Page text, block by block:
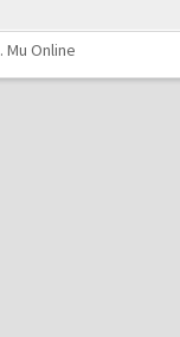
. Mu Online